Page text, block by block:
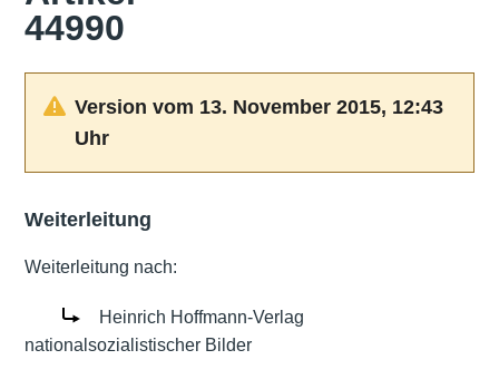
44990
Version vom 13. November 2015, 12:43
Uhr
Weiterleitung
Weiterleitung nach:
Heinrich Hoffmann-Verlag
nationalsozialistischer Bilder